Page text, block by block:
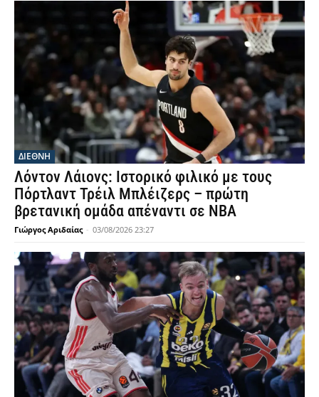
ΔΙΕΘΝΗ
Λόντον Λάιονς: Ιστορικό φιλικό με τους
Πόρτλαντ Τρέιλ Μπλέιζερς – πρώτη
βρετανική ομάδα απέναντι σε NBA
Γιώργος Αριδαίας - 03/08/2026 23:27